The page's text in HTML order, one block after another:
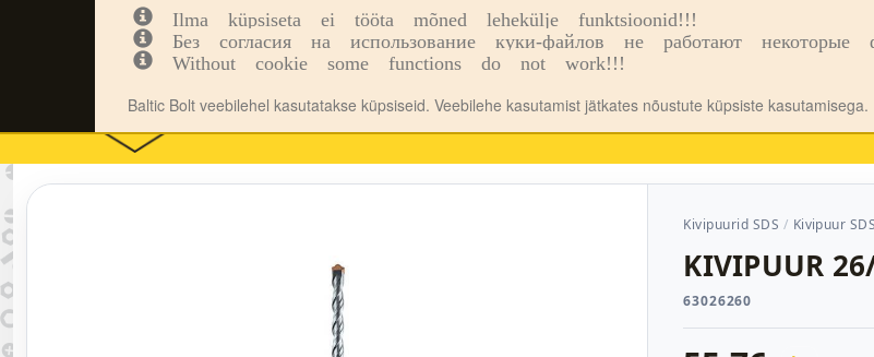
Kinnitusvahendid Tööriistad Info Kauplused
Ilma küpsiseta ei tööta mõned lehekülje funktsioonid!!!
Без согласия на использование куки-файлов не работают некоторые
Without cookie some functions do not work!!!
Baltic Bolt veebilehel kasutatakse küpsiseid. Veebilehe kasutamist jätkates nõustute küpsiste kasutamisega.
Kivipuurid SDS Kivipuur
KIVIPUUR
63026260